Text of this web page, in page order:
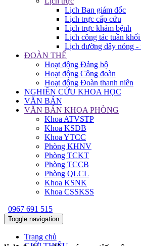
Lịch Ban giám đốc
Lịch trực cấp cứu
Lịch trực khám bệnh
Lịch công tác tuần
Lịch đường dây nóng -
ĐOÀN THỂ
Hoạt động Đảng bộ
Hoạt động Công đoàn
Hoạt động Đoàn thanh niên
NGHIÊN CỨU KHOA HỌC
VĂN BẢN
VĂN BẢN KHOA PHÒNG
Khoa ATVSTP
Khoa KSDB
Khoa YTCC
Phòng KHNV
Phòng TCKT
Phòng TCCB
Phòng QLCL
Khoa KSNK
Khoa CSSKSS
0967 691 515
Toggle navigation
Trang chủ